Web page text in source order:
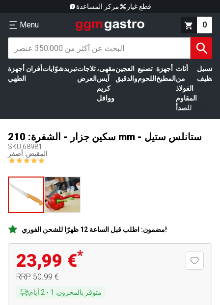
مركز المساعدة قطع غيار
Menu 0
أجهزة
الطهي
أفران شوّاياتتبريدثلاجات
العرض
مقهى،
آيس
كريم
ووافل
العجين
والدقيق
تصنيع
اللحوم
أجهزة
المطبخ
أثاث
من
الفولاذ
المقاوم
للصدأ
الغسيل
سكين جزار - الشفرة: 210 mm - ستانلس ستيل
SKU 68981
المقبض: أصفر
مضمون: اطلب قبل الساعة 12 ظهرًا للشحن الفوري!
23,99 €*
RRP ‏50.99 €
متوفر بالمخزون:
1
-
2 أيام